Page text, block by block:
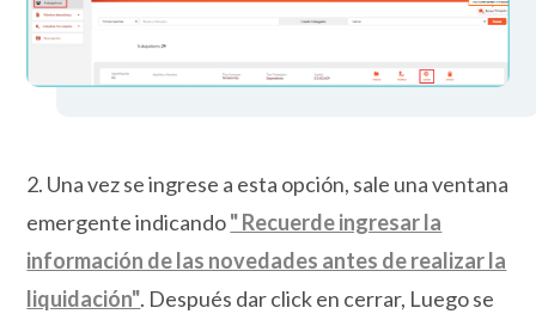
2. Una vez se ingrese a esta opción, sale una ventana
emergente indicando" Recuerde ingresar la
información de las novedades antes de realizar la
liquidación". Después dar click en cerrar, Luego se